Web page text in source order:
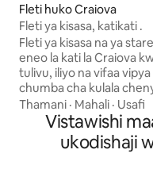
Fleti huko Craiova
Fleti ya kisasa, katikati .
Fleti ya kisasa na ya
eneo la kati la Craiova
tulivu, iliyo na vifaa
chumba cha kulala
kilicho na kitanda mara
dawati,commode;
televisheni kubwa,
kupanuliwa; roshani
Thamani · Mahali · Usafi
Vistawishi
ukodishaji